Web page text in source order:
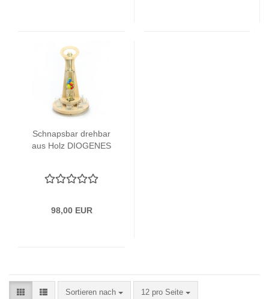
Schnapsbar drehbar
aus Holz DIOGENES
98,00 EUR
Sortieren nach
Sortieren nach 12 pro Seite
pro Seite